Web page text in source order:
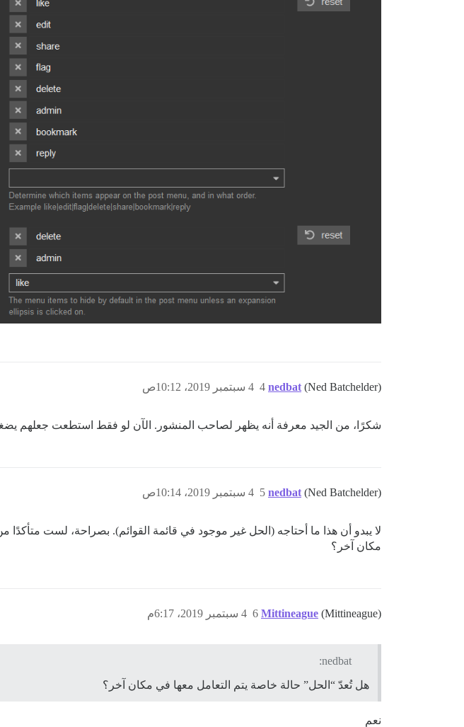
nedbat (Ned Batchelder) 4 سبتمبر 2019، 10:12ص 4
شكرًا، من الجيد معرفة أنه يظهر لصاحب المنشور. الآن لو فقط استطعت جعلهم
nedbat (Ned Batchelder) 4 سبتمبر 2019، 10:14ص 5
لا يبدو أن هذا ما أحتاجه (الحل غير موجود في قائمة القوائم). بصراحة، لست
مكان آخر؟
Mittineague (Mittineague) 4 سبتمبر 2019، 6:17م 6
nedbat:
هل تُعدّ “الحل” حالة خاصة يتم التعامل معها في مكان آخر؟
نعم